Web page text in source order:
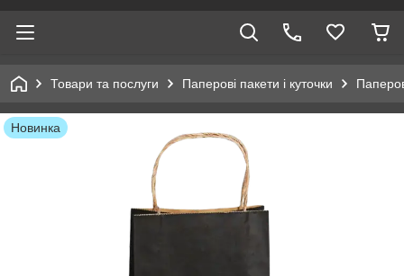
Товари та послуги Паперові пакети і куточки
Новинка